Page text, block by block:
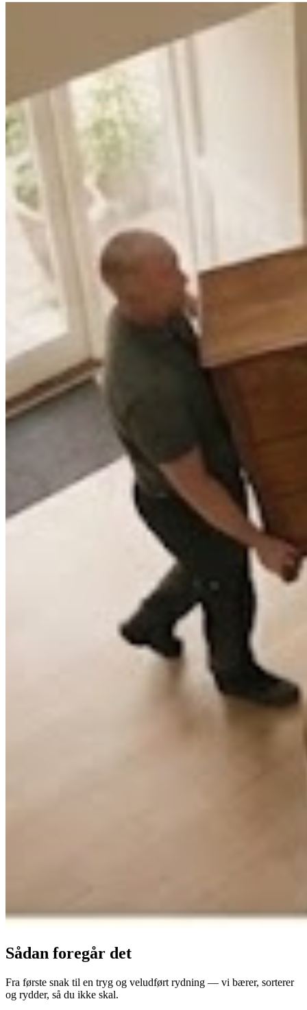
Sådan foregår det
Fra første snak til en tryg og veludført rydning — vi bærer, sorterer
og rydder, så du ikke skal.